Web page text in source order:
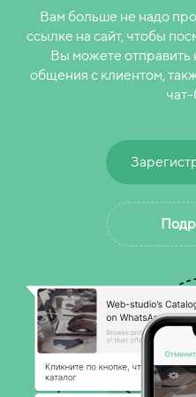
Вам больше не надо
ссылке на сайт, чтобы
Вы можете отправить
общения с клиентом,